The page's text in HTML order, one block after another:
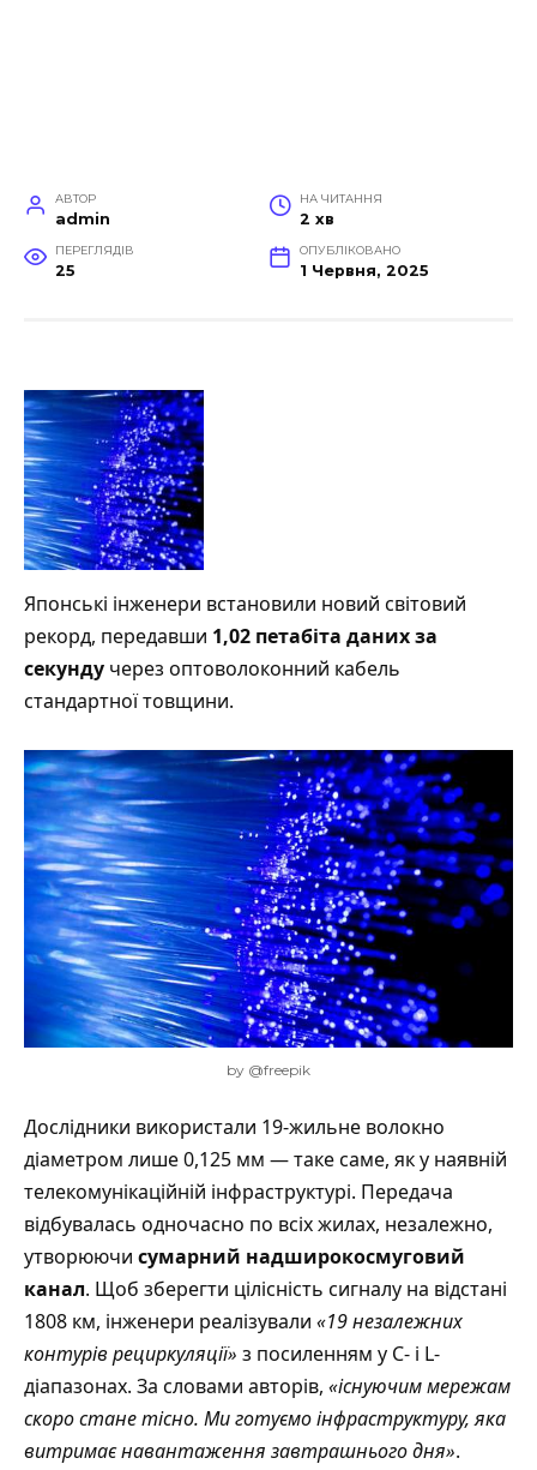
АВТОР
admin
НА ЧИТАННЯ
2 хв
ПЕРЕГЛЯДІВ
25
ОПУБЛІКОВАНО
1 Червня, 2025
Японські інженери встановили новий світовий
рекорд, передавши 1,02 петабіта даних за
секунду через оптоволоконний кабель
стандартної товщини.
by @freepik
Дослідники використали 19-жильне волокно
діаметром лише 0,125 мм — таке саме, як у наявній
телекомунікаційній інфраструктурі. Передача
відбувалась одночасно по всіх жилах, незалежно,
утворюючи сумарний надширокосмуговий
канал. Щоб зберегти цілісність сигналу на відстані
1808 км, інженери реалізували «19 незалежних
контурів рециркуляції» з посиленням у C- і L-
діапазонах. За словами авторів, «існуючим мережам
скоро стане тісно. Ми готуємо інфраструктуру, яка
витримає навантаження завтрашнього дня».